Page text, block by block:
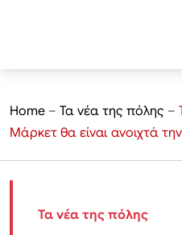
Home – Τα νέα της πόλης –
Μάρκετ θα είναι ανοιχτά
Τα νέα της πόλης